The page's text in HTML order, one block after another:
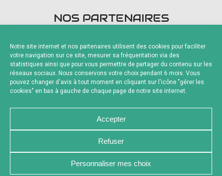
Notre site internet et nos partenaires utilisent des cookies pour faciliter
votre navigation sur ce site, mesurer sa fréquentation via des
statistiques ainsi que pour vous permettre de partager du contenu sur les
réseaux sociaux. Nous conservons votre choix pendant 6 mois. Vous
pouvez changer d'avis à tout moment en cliquant sur l'icône "gérer les
cookies" en bas à gauche de chaque page de notre site internet.
Accepter
Refuser
Personnaliser mes choix
NOS PARTENAIRES
Fournisseurs Officiels
NOUS CONTACTER
MENTIONS LÉGALES
CHARTE DE CONFIDENTIALITÉ
POLITIQUE DE COOKIES